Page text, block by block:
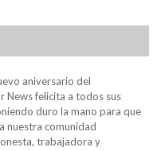
aniversario del
News felicita a todos sus
duro la mano para que
nuestra comunidad
trabajadora y